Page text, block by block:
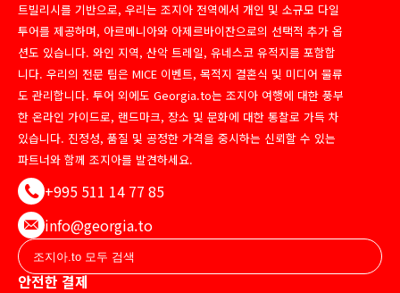
트빌리시를 기반으로, 우리는 조지아 전역에서 개인 및 소규모 다일
투어를 제공하며, 아르메니아와 아제르바이잔으로의 선택적 추가 옵
션도 있습니다. 와인 지역, 산악 트레일, 유네스코 유적지를 포함합
니다. 우리의 전문 팀은 MICE 이벤트, 목적지 결혼식 및 미디어 물류
도 관리합니다. 투어 외에도 Georgia.to는 조지아 여행에 대한 풍부
한 온라인 가이드로, 랜드마크, 장소 및 문화에 대한 통찰로 가득 차
있습니다. 진정성, 품질 및 공정한 가격을 중시하는 신뢰할 수 있는
파트너와 함께 조지아를 발견하세요.
+995 511 14 77 85
info@georgia.to
안전한 결제